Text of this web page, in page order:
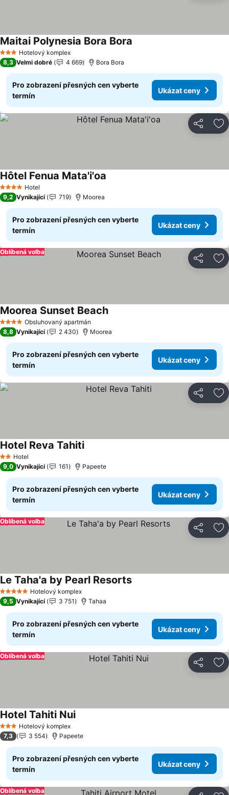
3 Počet hvězdiček
Hotelový komplex
Maitai Polynesia Bora Bora
8,3 Velmi dobré 4 669 Bora Bora
Pro zobrazení přesných cen vyberte
termín
Ukázat ceny
Sdílet
4 Počet hvězdiček
Hotel
Hôtel Fenua Mata'i'oa
9,2 Vynikající 719 Moorea
Pro zobrazení přesných cen vyberte
termín
Ukázat ceny
Sdílet
Oblíbená volba
4 Počet hvězdiček
Obsluhovaný apartmán
Moorea Sunset BeachUkázat ceny
8,8 Vynikající 2 430 Moorea
Pro zobrazení přesných cen vyberte
termín
Ukázat ceny
Sdílet
2 Počet hvězdiček
Hotel
Hotel Reva TahitiUkázat ceny
9,0 Vynikající 161 Papeete
Pro zobrazení přesných cen vyberte
termín
Ukázat ceny
Sdílet
Oblíbená volba
5 Počet hvězdičekHotelový komplex
Le Taha'a by Pearl ResortsUkázat ceny
9,5 Vynikající 3 751 Tahaa
Pro zobrazení přesných cen vyberte
termín
Ukázat ceny
Sdílet
Oblíbená volba
3 Počet hvězdiček
Hotelový komplex
Hotel Tahiti NuiUkázat ceny
7,3 3 554 Papeete
Pro zobrazení přesných cen vyberte
termín
Ukázat ceny
Oblíbená volba